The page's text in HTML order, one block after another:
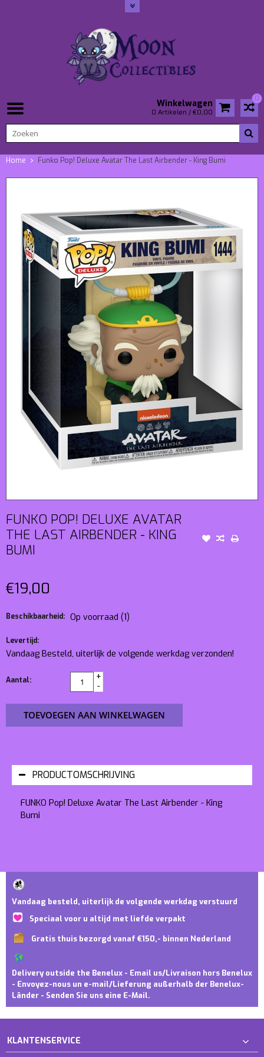
0
Winkelwagen
0 Artikelen / €0,00
Home Funko Pop! Deluxe Avatar The Last Airbender - King Bumi
FUNKO POP! DELUXE AVATAR
THE LAST AIRBENDER - KING
BUMI
€19,00
Beschikbaarheid: Op voorraad (1)
Levertijd:
Vandaag Besteld, uiterlijk de volgende werkdag verzonden!
Aantal:
+
-
TOEVOEGEN AAN WINKELWAGEN
PRODUCTOMSCHRIJVING
FUNKO Pop! Deluxe Avatar The Last Airbender - King
Bumi
Vandaag besteld, uiterlijk de volgende werkdag verstuurd
Speciaal voor u altijd met liefde verpakt
Gratis thuis bezorgd vanaf €150,- binnen Nederland
Delivery outside the Benelux - Email us/Livraison hors Benelux
- Envoyez-nous un e-mail/Lieferung außerhalb der Benelux-
Länder - Senden Sie uns eine E-Mail.
KLANTENSERVICE